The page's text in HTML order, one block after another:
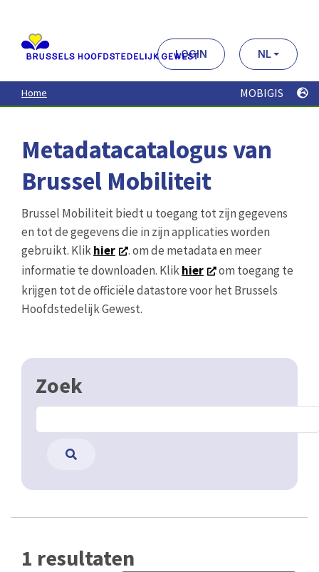
contenu
principal
LOGIN NL
Home MOBIGIS
Metadatacatalogus van
Brussel Mobiliteit
Brussel Mobiliteit biedt u toegang tot zijn gegevens
en tot de gegevens die in zijn applicaties worden
gebruikt. Klikhier
. om de metadata en meer
informatie te downloaden. Klikhier
om toegang te
krijgen tot de officiële datastore voor het Brussels
Hoofdstedelijk Gewest.
Zoek
1 resultaten